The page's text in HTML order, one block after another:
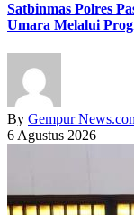
Satbinmas Polres
Umara Melalui
By Gempur
6 Agustus 2026